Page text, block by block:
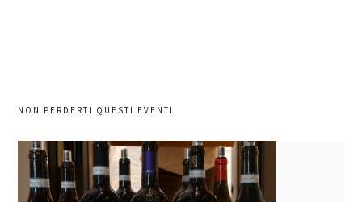
NON PERDERTI QUESTI EVENTI